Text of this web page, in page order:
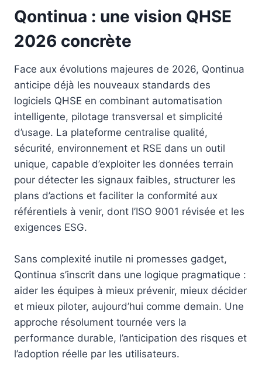
Qontinua : une vision QHSE
2026 concrète
Face aux évolutions majeures de 2026, Qontinua
anticipe déjà les nouveaux standards des
logiciels QHSE en combinant automatisation
intelligente, pilotage transversal et simplicité
d’usage. La plateforme centralise qualité,
sécurité, environnement et RSE dans un outil
unique, capable d’exploiter les données terrain
pour détecter les signaux faibles, structurer les
plans d’actions et faciliter la conformité aux
référentiels à venir, dont l’ISO 9001 révisée et les
exigences ESG.
Sans complexité inutile ni promesses gadget,
Qontinua s’inscrit dans une logique pragmatique :
aider les équipes à mieux prévenir, mieux décider
et mieux piloter, aujourd’hui comme demain. Une
approche résolument tournée vers la
performance durable, l’anticipation des risques et
l’adoption réelle par les utilisateurs.